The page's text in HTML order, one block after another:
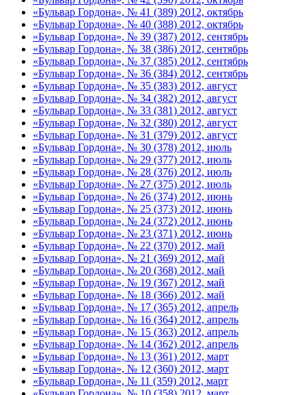
«Бульвар Гордона», № 41 (389) 2012, октябрь
«Бульвар Гордона», № 40 (388) 2012, октябрь
«Бульвар Гордона», № 39 (387) 2012, сентябрь
«Бульвар Гордона», № 38 (386) 2012, сентябрь
«Бульвар Гордона», № 37 (385) 2012, сентябрь
«Бульвар Гордона», № 36 (384) 2012, сентябрь
«Бульвар Гордона», № 35 (383) 2012, август
«Бульвар Гордона», № 34 (382) 2012, август
«Бульвар Гордона», № 33 (381) 2012, август
«Бульвар Гордона», № 32 (380) 2012, август
«Бульвар Гордона», № 31 (379) 2012, август
«Бульвар Гордона», № 30 (378) 2012, июль
«Бульвар Гордона», № 29 (377) 2012, июль
«Бульвар Гордона», № 28 (376) 2012, июль
«Бульвар Гордона», № 27 (375) 2012, июль
«Бульвар Гордона», № 26 (374) 2012, июнь
«Бульвар Гордона», № 25 (373) 2012, июнь
«Бульвар Гордона», № 24 (372) 2012, июнь
«Бульвар Гордона», № 23 (371) 2012, июнь
«Бульвар Гордона», № 22 (370) 2012, май
«Бульвар Гордона», № 21 (369) 2012, май
«Бульвар Гордона», № 20 (368) 2012, май
«Бульвар Гордона», № 19 (367) 2012, май
«Бульвар Гордона», № 18 (366) 2012, май
«Бульвар Гордона», № 17 (365) 2012, апрель
«Бульвар Гордона», № 16 (364) 2012, апрель
«Бульвар Гордона», № 15 (363) 2012, апрель
«Бульвар Гордона», № 14 (362) 2012, апрель
«Бульвар Гордона», № 13 (361) 2012, март
«Бульвар Гордона», № 12 (360) 2012, март
«Бульвар Гордона», № 11 (359) 2012, март